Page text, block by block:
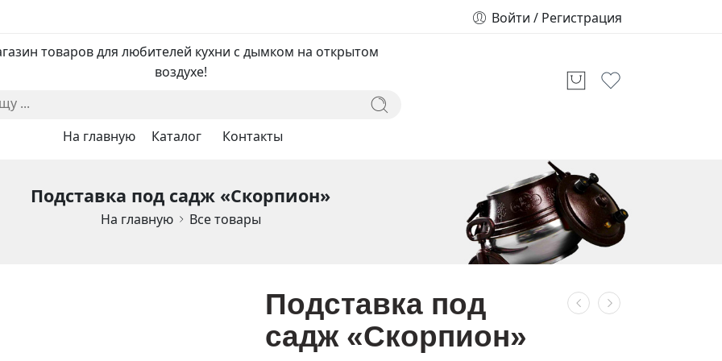
Войти / Регистрация
товаров для любителей кухни с дымком на открытом
воздухе!
На главную Каталог Контакты
Подставка под садж «Скорпион»
На главную Все товары
Подставка под
садж «Скорпион»